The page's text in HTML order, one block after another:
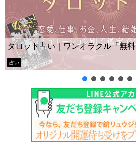
Yes No占い｜無料
ー？